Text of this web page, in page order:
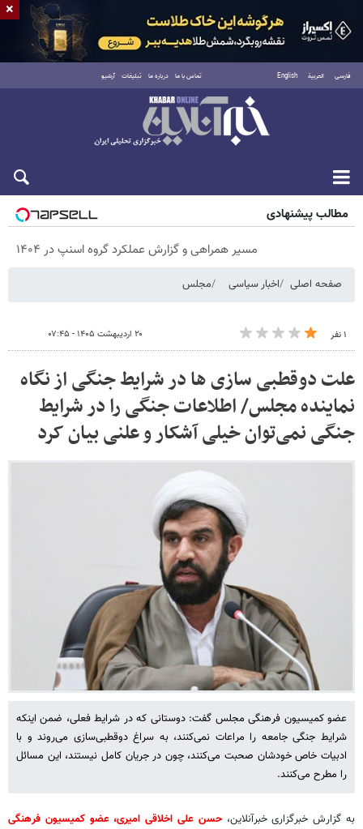
فارسی العربية English تماس با ما درباره ما تبلیغات آرشیو
جمعه ۱۶ مرداد ۱۴۰۵
مطالب پیشنهادی
مسیر همراهی و گزارش عملکرد گروه اسنپ در ۱۴۰۴
صفحه اصلی اخبار سیاسی مجلس
۱ نفر ۲۰ اردیبهشت ۱۴۰۵ - ۰۷:۴۵
علت دوقطبی سازی ها در شرایط جنگی از نگاه
نماینده مجلس/ اطلاعات جنگی را در شرایط
جنگی نمی‌توان خیلی آشکار و علنی بیان کرد
عضو کمیسیون فرهنگی مجلس گفت: دوستانی که در شرایط فعلی، ضمن اینکه
شرایط جنگی جامعه را مراعات نمی‌کنند، به سراغ دوقطبی‌سازی می‌روند و با
ادبیات خاص خودشان صحبت می‌کنند، چون در جریان کامل نیستند، این مسائل
را مطرح می‌کنند.
به گزارش خبرگزاری خبرآنلاین،حسن علی اخلاقی امیری، عضو کمیسیون فرهنگی
×